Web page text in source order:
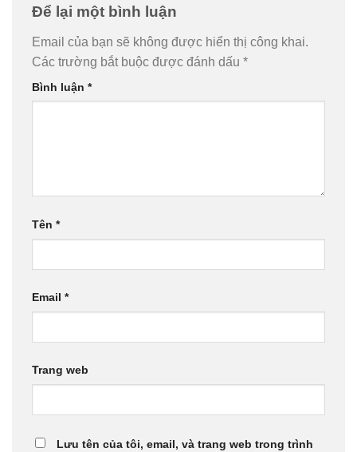
Để lại một bình luận
Email của bạn sẽ không được hiển thị công khai.
Các trường bắt buộc được đánh dấu *
Bình luận *
Tên *
Email *
Trang web
Lưu tên của tôi, email, và trang web trong trình